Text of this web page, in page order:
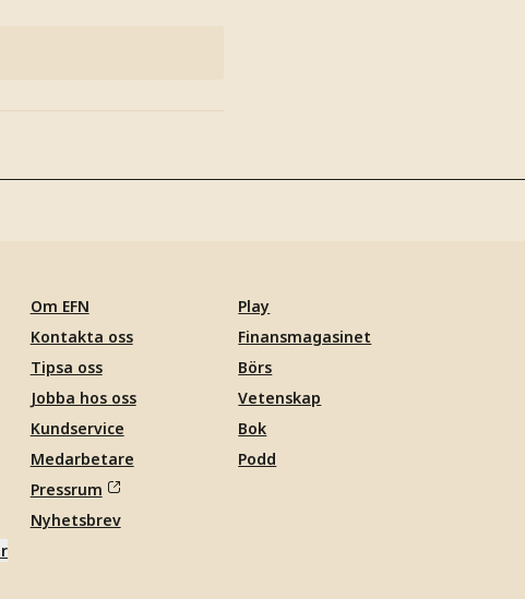
Om EFN
Kontakta oss
Tipsa oss
Jobba hos oss
Kundservice
Medarbetare
Pressrum
Nyhetsbrev
Play
Finansmagasinet
Börs
Vetenskap
Bok
Podd